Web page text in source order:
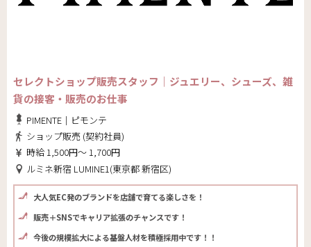
セレクトショップ販売スタッフ｜ジュエリー、シューズ、雑
貨の接客・販売のお仕事
PIMENTE｜ピモンテ
ショップ販売 (契約社員)
時給 1,500円～ 1,700円
ルミネ新宿 LUMINE1(東京都 新宿区)
大人気EC発のブランドを店舗で育てる楽しさを！
販売＋SNSでキャリア拡張のチャンスです！
今後の規模拡大による基盤人材を積極採用中です！！